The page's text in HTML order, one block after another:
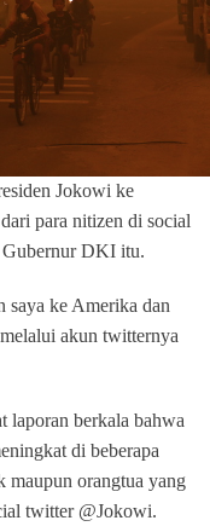
Jokowi ke
para nitizen di social
Gubernur DKI itu.
saya ke Amerika dan
akun twitternya
laporan berkala bahwa
di beberapa
maupun orangtua yang
twitter @Jokowi.